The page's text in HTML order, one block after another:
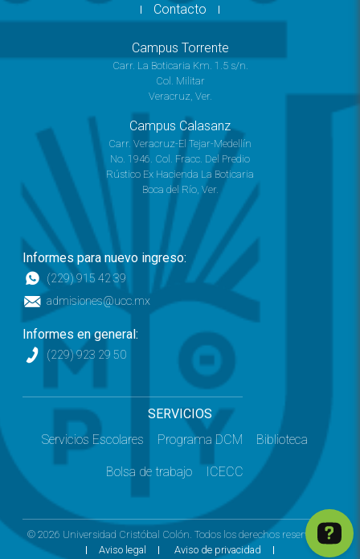
Contacto
Campus Torrente
Carr. La Boticaria Km. 1.5 s/n.
Col. Militar
Veracruz, Ver.
Campus Calasanz
Carr. Veracruz-El Tejar-Medellín
No. 1946. Col. Fracc. Del Predio
Rústico Ex Hacienda La Boticaria
Boca del Río, Ver.
Informes para nuevo ingreso:
(229) 915 42 39
admisiones@ucc.mx
Informes en general:
(229) 923 29 50
SERVICIOS
Servicios Escolares
Programa DCM Biblioteca
Bolsa de trabajo ICECC
© 2026 Universidad Cristóbal Colón. Todos los derechos reservados.
Aviso legal
Aviso de privacidad